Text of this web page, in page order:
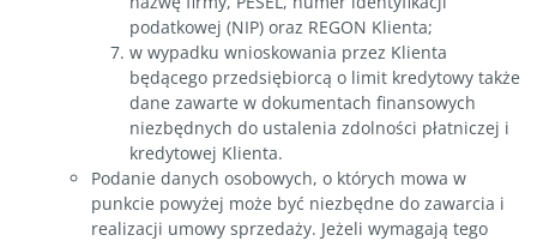
podatkowej (NIP) oraz REGON Klienta;
w wypadku wnioskowania przez Klienta
będącego przedsiębiorcą o limit kredytowy także
dane zawarte w dokumentach finansowych
niezbędnych do ustalenia zdolności płatniczej i
kredytowej Klienta.
Podanie danych osobowych, o których mowa w
punkcie powyżej może być niezbędne do zawarcia i
realizacji umowy sprzedaży. Jeżeli wymagają tego